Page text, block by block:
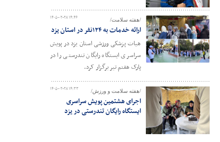
۱۴۰۵-۰۲-۲۸ ۱۴:۴۶ /هفته سلامت/
ارائه خدمات به ۱۲۴نفر در استان یزد
هیات پزشکی ورزشی استان یزد در پویش
سراسری ایستگاه رایگان تندرستی را در
پارک هفتم تیر برگزار کرد.
۱۴۰۵-۰۲-۲۸ ۱۴:۳۳ /هفته سلامت و ورزش/
اجرای هشتمین پویش سراسری
ایستگاه رایگان تندرستی در یزد